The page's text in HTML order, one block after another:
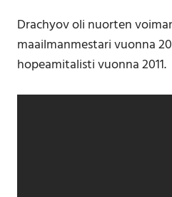
Drachyov oli nuorten
maailmanmestari vuonna
hopeamitalisti vuonna 2011.